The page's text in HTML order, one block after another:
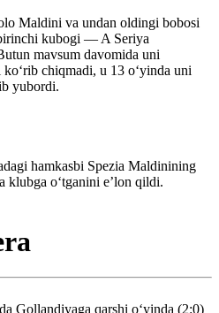
Maldini va undan oldingi bobosi
kubogi — A Seriya
mavsum davomida uni
chiqmadi, u 13 oʻyinda uni
yubordi.
hamkasbi Spezia Maldinining
o‘tganini eʼlon qildi.
Gollandiyaga qarshi o‘yinda (2:0)